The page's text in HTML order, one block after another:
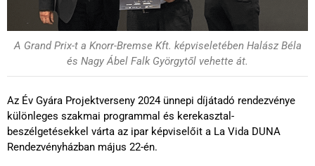
A Grand Prix-t a Knorr-Bremse Kft. képviseletében Halász Béla
és Nagy Ábel Falk Györgytől vehette át.
Az Év Gyára Projektverseny 2024 ünnepi díjátadó rendezvénye
különleges szakmai programmal és kerekasztal-
beszélgetésekkel várta az ipar képviselőit a La Vida DUNA
Rendezvényházban május 22-én.